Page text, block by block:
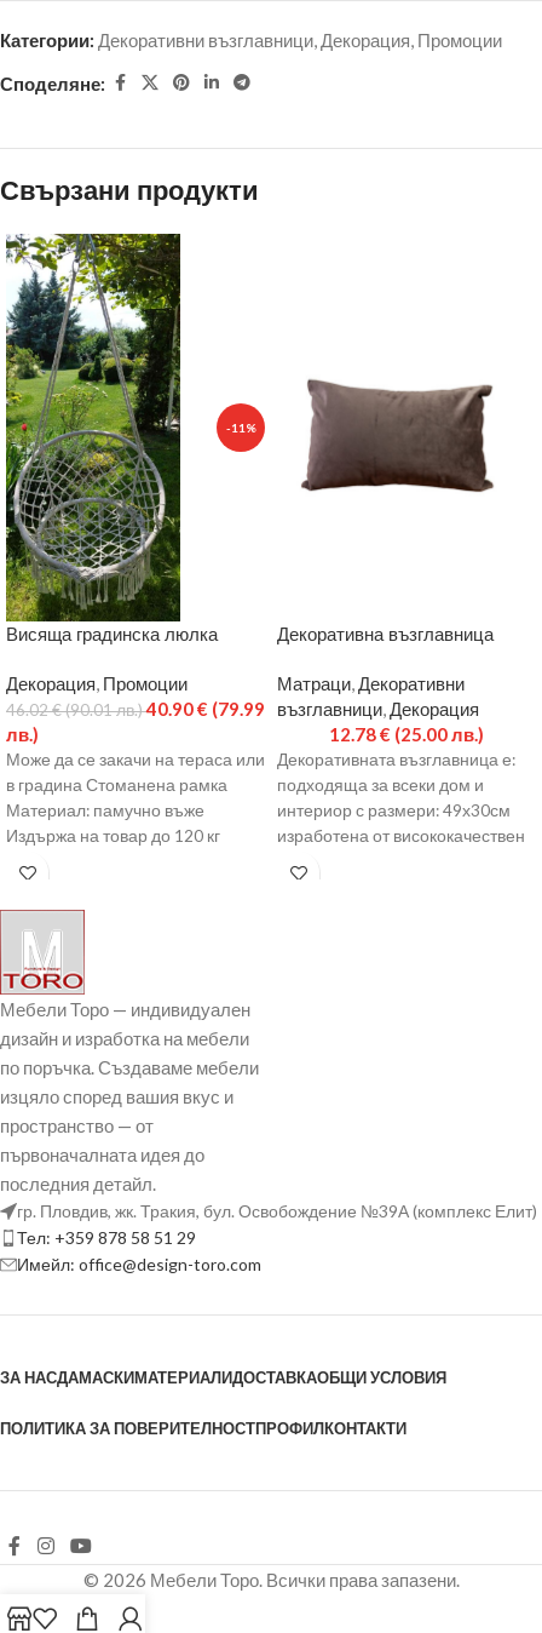
Категории: Декоративни възглавници, Декорация, Промоции
Споделяне:
Свързани продукти
-11%
Висяща градинска люлка
Декорация, Промоции
46.02€(90.01 лв.)40.90€ (79.99
лв.)
Може да се закачи на тераса или
в градина Стоманена рамка
Материал: памучно въже
Издържа на товар до 120 кг
Декоративна възглавница
Матраци,Декоративни
възглавници,Декорация
12.78€ (25.00 лв.)
Декоративната възглавница е:
подходяща за всеки дом и
интериор с размери: 49х30см
изработена от висококачествен
Мебели Торо — индивидуален
дизайн и изработка на мебели
по поръчка. Създаваме мебели
изцяло според вашия вкус и
пространство — от
първоначалната идея до
последния детайл.
гр. Пловдив, жк. Тракия, бул. Освобождение №39А (комплекс Елит)
Тел: +359 878 58 51 29
Имейл: office@design-toro.com
ЗА НАСДАМАСКИМАТЕРИАЛИДОСТАВКАОБЩИ УСЛОВИЯ
ПОЛИТИКА ЗА ПОВЕРИТЕЛНОСТПРОФИЛКОНТАКТИ
© 2026 Мебели Торо. Всички права запазени.